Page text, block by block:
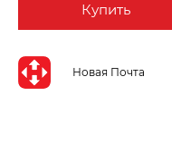
Купить
Новая Почта